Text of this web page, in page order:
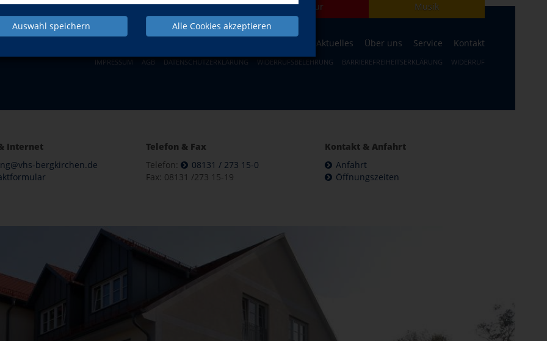
Auswahl speichern Alle Cookies akzeptieren
Beruf Gesundheit Kultur Musik
Aktuelles Über uns Service Kontakt
IMPRESSUM AGB DATENSCHUTZERKLÄRUNG WIDERRUFSBELEHRUNG BARRIEREFREIHEITSERKLÄRUNG WIDERRUF
Internet
bergkirchen.de
Telefon & Fax
Telefon:
08131 / 273 15-0
Fax: 08131 /273 15-19
Kontakt & Anfahrt
Anfahrt
Öffnungszeiten